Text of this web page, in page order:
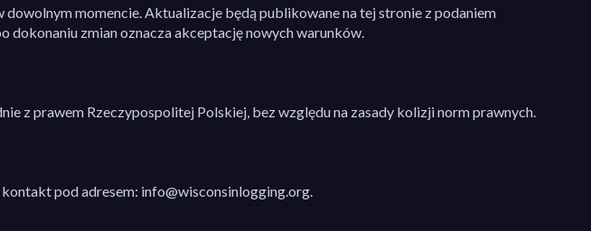
momencie. Aktualizacje będą publikowane na tej stronie z podaniem
dokonaniu zmian oznacza akceptację nowych warunków.
z prawem Rzeczypospolitej Polskiej, bez względu na zasady kolizji norm prawnych.
pod adresem: info@wisconsinlogging.org.